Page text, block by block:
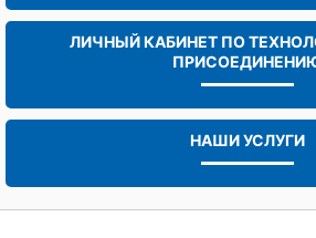
ЛИЧНЫЙ КАБИНЕТ ПО
НАШИ УСЛУГИ